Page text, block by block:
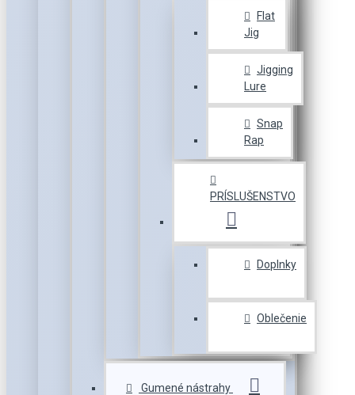
Flat
Jig
Jigging
Lure
Snap
Rap
PRÍSLUŠENSTVO
Doplnky
Oblečenie
Gumené nástrahy